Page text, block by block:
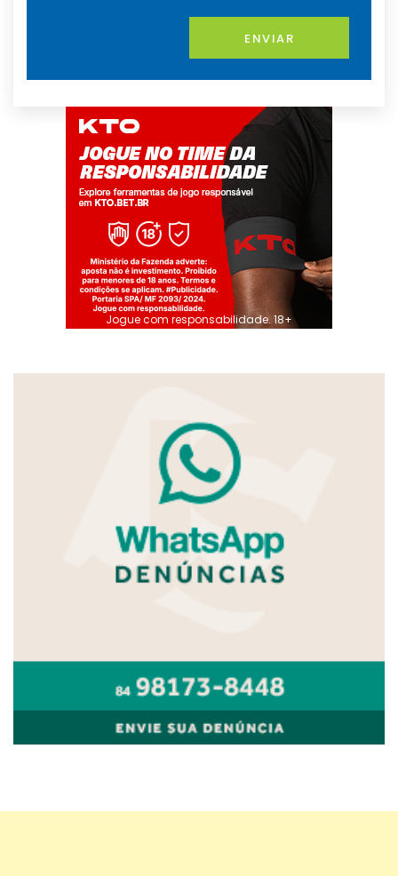
ENVIAR
Jogue com responsabilidade. 18+